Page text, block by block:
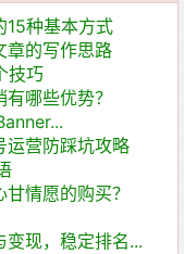
15种基本方式
章的写作思路
技巧
哪些优势？
运营防踩坑攻略
情愿的购买？
现，稳定排名...